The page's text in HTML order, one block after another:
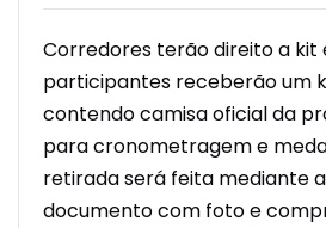
Corredores terão direito a kit
participantes receberão um
contendo camisa oficial da
para cronometragem e
retirada será feita mediante
documento com foto e